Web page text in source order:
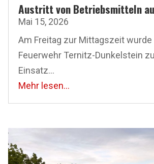
Austritt von Betriebsmitteln
Mai 15, 2026
Am Freitag zur Mittagszeit wurde
Feuerwehr Ternitz-Dunkelstein
Einsatz...
Mehr lesen...